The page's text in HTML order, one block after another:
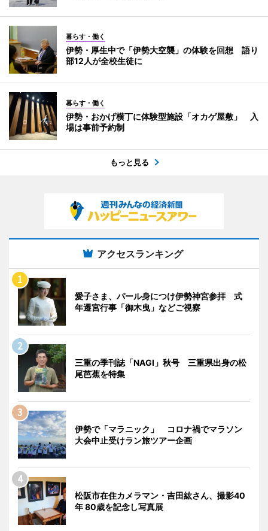
暮らす・働く
伊勢・厚生中で「伊勢大空襲」の体験を回想 語り
部12人が全校生徒に
暮らす・働く
伊勢・おかげ横丁に体験型施設「オカゲ屋敷」 入
場は事前予約制
もっと見る
アクセスランキング
愛子さま、パール身につけ伊勢神宮参拝 式
年遷宮行事「御木曳」などご視察
三重の季刊誌「NAGI」秋号 三重県出身の松
尾芭蕉を特集
伊勢で「マラニック」 コロナ禍でマラソン
大会中止受けラン旅ツアー企画
松阪市在住カメラマン・吉田紘さん、撮影40
年 80歳を記念し写真展